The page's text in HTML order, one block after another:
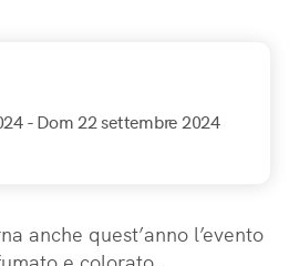
- Dom 22 settembre 2024
anche quest’anno l’evento